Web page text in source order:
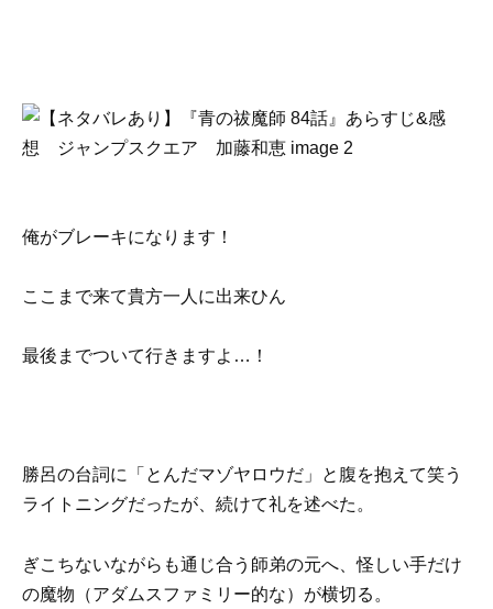
俺がブレーキになります！
ここまで来て貴方一人に出来ひん
最後までついて行きますよ…！
勝呂の台詞に「とんだマゾヤロウだ」と腹を抱えて笑う
ライトニングだったが、続けて礼を述べた。
ぎこちないながらも通じ合う師弟の元へ、怪しい手だけ
の魔物（アダムスファミリー的な）が横切る。